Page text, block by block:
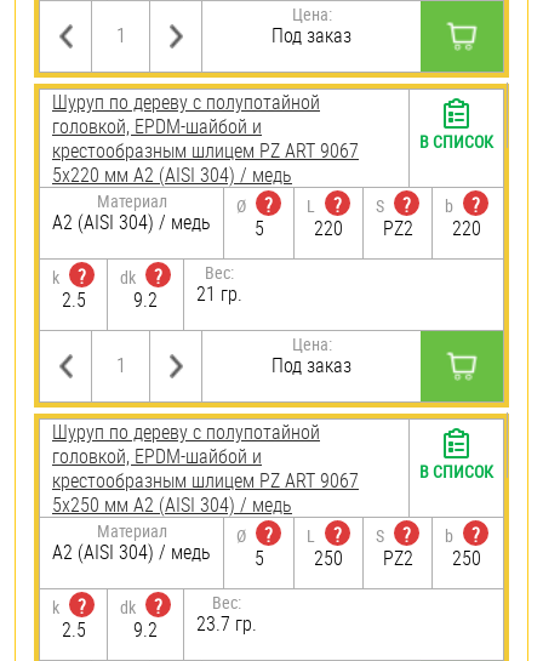
Цена:
Под заказ
Шуруп по дереву с полупотайной
головкой, EPDM-шайбой и
крестообразным шлицем PZ ART 9067
5х220 мм А2 (AISI 304) / медь
Материал
А2 (AISI 304) / медь
Ø
?
5
L
?
220
S
?
PZ2
b
?
220
k
?
2.5
dk
?
9.2
Вес:
21 гр.
Цена:
Под заказ
В СПИСОК
Шуруп по дереву с полупотайной
головкой, EPDM-шайбой и
крестообразным шлицем PZ ART 9067
5х250 мм А2 (AISI 304) / медь
Материал
А2 (AISI 304) / медь
Ø
?
5
L
?
250
S
?
PZ2
b
?
250
k
?
2.5
dk
?
9.2
Вес:
23.7 гр.
В СПИСОК